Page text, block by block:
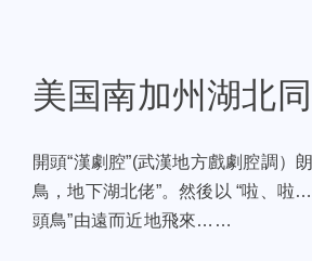
美国南加州湖北
開頭“漢劇腔”(武漢地方戲劇腔調）
鳥，地下湖北佬”。然後以 “啦、啦
頭鳥”由遠而近地飛來……